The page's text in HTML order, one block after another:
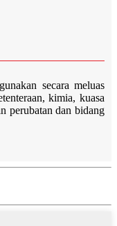
secara meluas
kimia, kuasa
perubatan dan bidang